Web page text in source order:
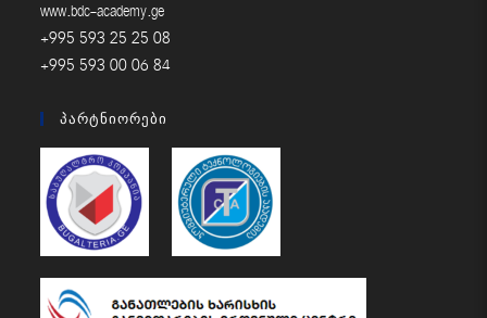
www.bdc-academy.ge
+995 593 25 25 08
+995 593 00 06 84
Პარტნიორები